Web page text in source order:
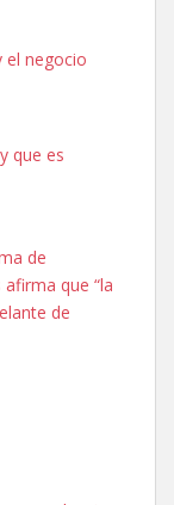
tiene miedo a la
el negocio
que es
de
que “la
de